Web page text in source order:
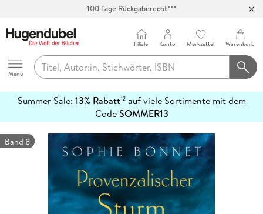
Hugendubel
Menu
Filiale Konto Merkzettel Warenkorb
Summer Sale: 13% Rabatt12auf viele Sortimente mit dem
CodeSOMMER13
erfahren
Band 8